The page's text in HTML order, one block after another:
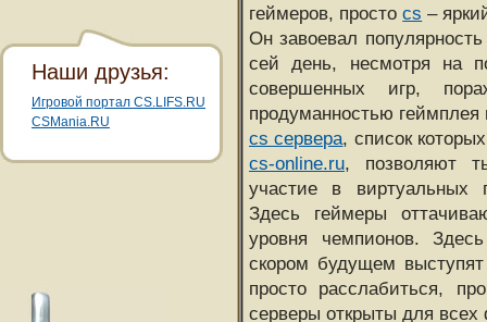
геймеров, простоcs –
Он завоевал
сей день, несмотря на
совершенных игр,
продуманностью
cs сервера, список
cs-online.ru, позволяют
участие в виртуальных
Здесь геймеры
уровня чемпионов.
скором будущем
просто расслабиться,
серверы открыты для всех
Наши друзья:
Игровой портал CS.LIFS.RU
CSMania.RU